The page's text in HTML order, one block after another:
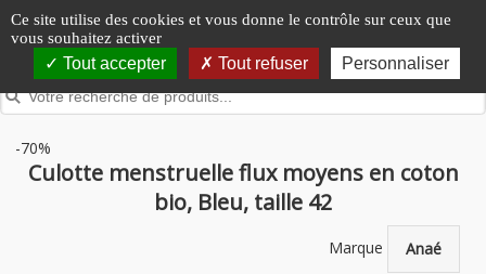
Panneau de gestion des cookies
Ce site utilise des cookies et vous donne le contrôle sur ceux que
vous souhaitez activer
Tout accepter Tout refuser Personnaliser
-70%
Culotte menstruelle flux moyens en coton
bio, Bleu, taille 42
Marque Anaé